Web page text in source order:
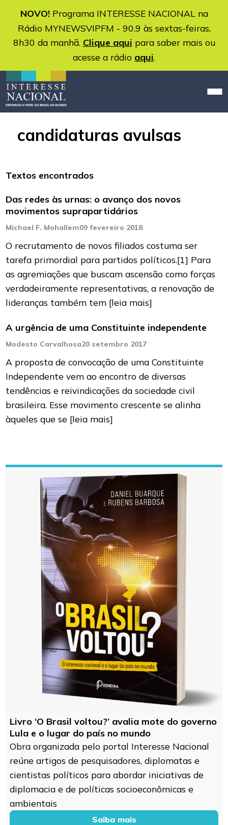
NOVO!Programa INTERESSE NACIONAL na
Rádio MYNEWSVIPFM - 90.9 às sextas-feiras,
8h30 da manhã. Clique aqui para saber mais ou
acesse a rádio aqui.
candidaturas avulsas
Textos encontrados
Das redes às urnas: o avanço dos novos
movimentos suprapartidários
Michael F. Mohallem09 fevereiro 2018
O recrutamento de novos filiados costuma ser
tarefa primordial para partidos políticos.[1] Para
as agremiações que buscam ascensão como forças
verdadeiramente representativas, a renovação de
lideranças também tem [leia mais]
A urgência de uma Constituinte independente
Modesto Carvalhosa20 setembro 2017
A proposta de convocação de uma Constituinte
Independente vem ao encontro de diversas
tendências e reivindicações da sociedade civil
brasileira. Esse movimento crescente se alinha
àqueles que se [leia mais]
Livro ‘O Brasil voltou?’ avalia mote do governo
Lula e o lugar do país no mundo
Obra organizada pelo portal Interesse Nacional
reúne artigos de pesquisadores, diplomatas e
cientistas políticos para abordar iniciativas de
diplomacia e de políticas socioeconômicas e
ambientais
Saiba mais